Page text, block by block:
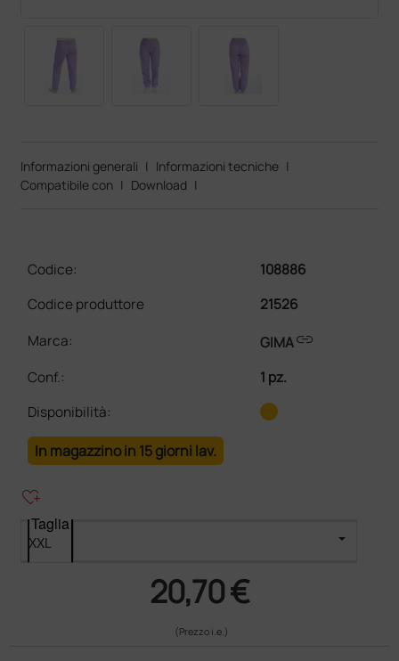
Informazioni generali | Informazioni tecniche |
Compatibile con | Download |
Codice:
108886
Codice produttore
21526
Marca:
GIMAlink
Conf.:
1 pz.
Disponibilità:
In magazzino in 15 giorni lav.
heart_plus
Taglia
20,70 €
(Prezzo i.e.)